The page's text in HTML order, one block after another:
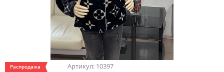
Распродажа Артикул: 10397